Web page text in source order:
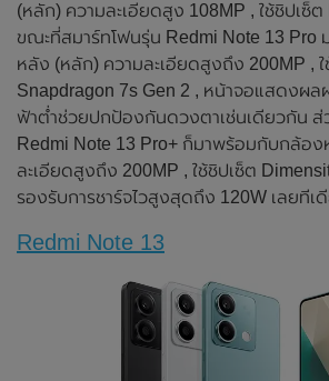
(หลัก) ความละเอียดสูง 108MP , ใช้ชิปเซ็ต
ขณะที่สมาร์ทโฟนรุ่น Redmi Note 13 Pro
หลัง (หลัก) ความละเอียดสูงถึง 200MP , ใ
Snapdragon 7s Gen 2 , หน้าจอแสดงผล
ฟ้าต่ำช่วยปกป้องกันดวงตาเช่นเดียวกัน ส่
Redmi Note 13 Pro+ ก็มาพร้อมกับกล้อ
ละเอียดสูงถึง 200MP , ใช้ชิปเซ็ต
รองรับการชาร์จไวสูงสุดถึง 120W เลยทีเ
Redmi Note 13